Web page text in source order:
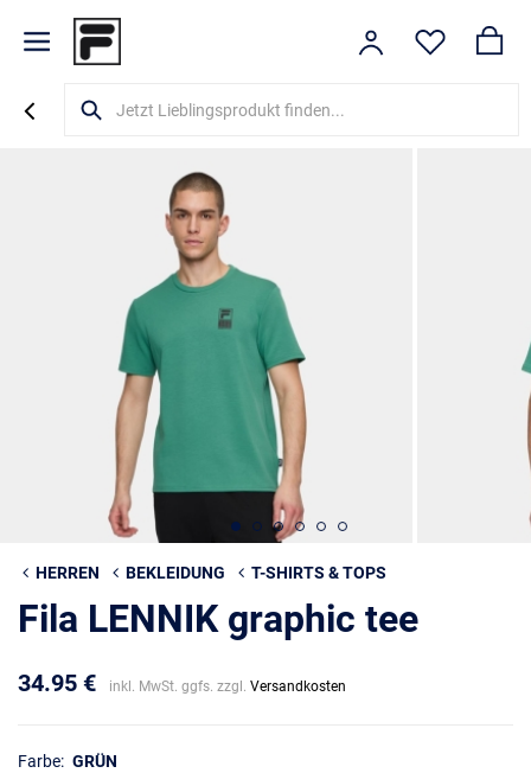
HERREN BEKLEIDUNG T-SHIRTS & TOPS
Fila LENNIK graphic tee
34.95 € inkl. MwSt. ggfs. zzgl. Versandkosten
Farbe: GRÜN